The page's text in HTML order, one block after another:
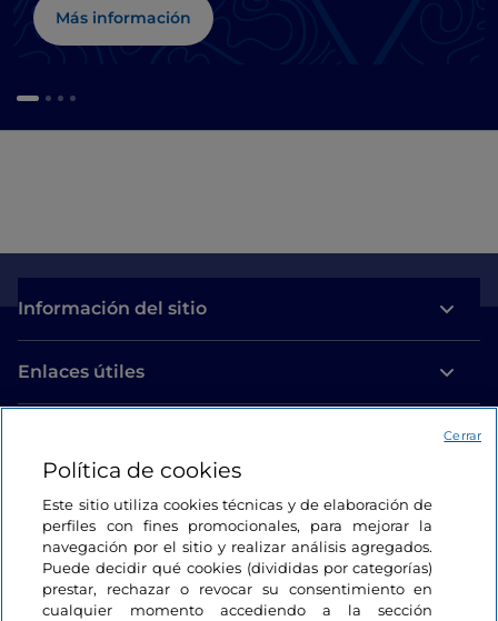
Más información
Información del sitio
Enlaces útiles
Estamos en contacto
Política de cookies
Este sitio utiliza cookies técnicas y de elaboración de
perfiles con fines promocionales, para mejorar la
navegación por el sitio y realizar análisis agregados.
Puede decidir qué cookies (divididas por categorías)
prestar, rechazar o revocar su consentimiento en
cualquier momento accediendo a la sección
Cerrar